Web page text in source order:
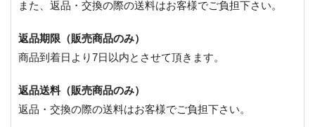
また、返品・交換の際の送料はお客様でご負担下さい。
返品期限（販売商品のみ）
商品到着日より7日以内とさせて頂きます。
返品送料（販売商品のみ）
返品・交換の際の送料はお客様でご負担下さい。